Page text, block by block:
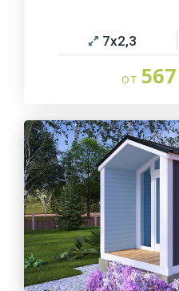
7х2,3